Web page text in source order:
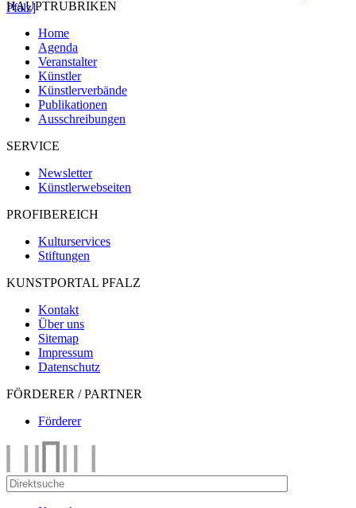
Pfalz]
HAUPTRUBRIKEN
Home
Agenda
Veranstalter
Künstler
Künstlerverbände
Publikationen
Ausschreibungen
SERVICE
Newsletter
Künstlerwebseiten
PROFIBEREICH
Kulturservices
Stiftungen
KUNSTPORTAL PFALZ
Kontakt
Über uns
Sitemap
Impressum
Datenschutz
FÖRDERER / PARTNER
Förderer